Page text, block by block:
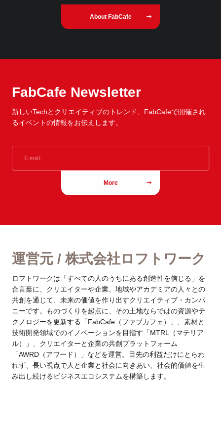
About FabCafe
FabCafe Newsletter
新しいTechとクリエイティブのトレンド、 FabCafeで開催され
るイベントの情報をお伝えします。
More
運営元 / 株式会社ロフトワーク
ロフトワークは「すべての人のうちにある創造性を信じる」を
合言葉に、クリエイターや企業、地域やアカデミアの人々との
共創を通じて、未来の価値を作り出すクリエイティブ・カンパ
ニーです。ものづくりを起点に、その土地ならではの資源やテ
クノロジーを更新する「FabCafe（ファブカフェ）」、素材と
技術開発領域でのイノベーションを目指す「MTRL（マテリア
ル）」、クリエイターと企業の共創プラットフォーム
「AWRD（アワード）」などを運営。目先の利益だけにとらわ
れず、長い視点で人と企業と社会に向きあい、社会的価値を生
み出し続けるビジネスエコシステムを構築します。